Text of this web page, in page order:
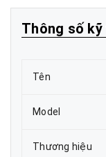
Thông số
Tên
Model
Thương hiệu